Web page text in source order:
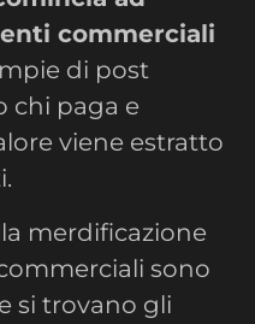
commerciali
di post
chi paga e
viene estratto
merdificazione
sono
si trovano gli